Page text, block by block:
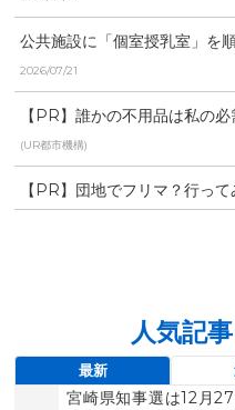
公共施設に「個室授乳室」を
一畳の空間「mamar...
2026/07/21
【PR】誰かの不用品は私の
らけだった
(UR都市機構)
【PR】団地でフリマ？行っ
人気記
最新
宮崎県知事選は12月